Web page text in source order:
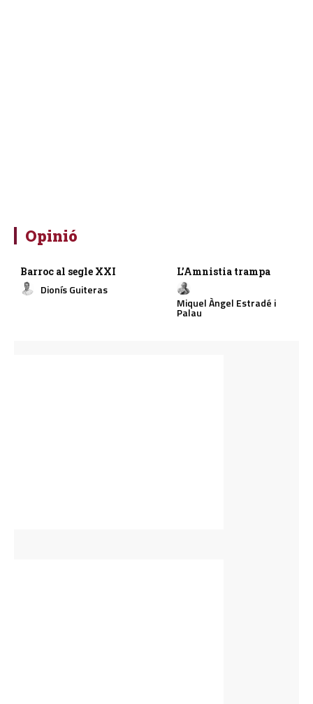
Opinió
Barroc al segle XXI
Dionís Guiteras
L’Amnistia trampa
Miquel Àngel Estradé i
Palau